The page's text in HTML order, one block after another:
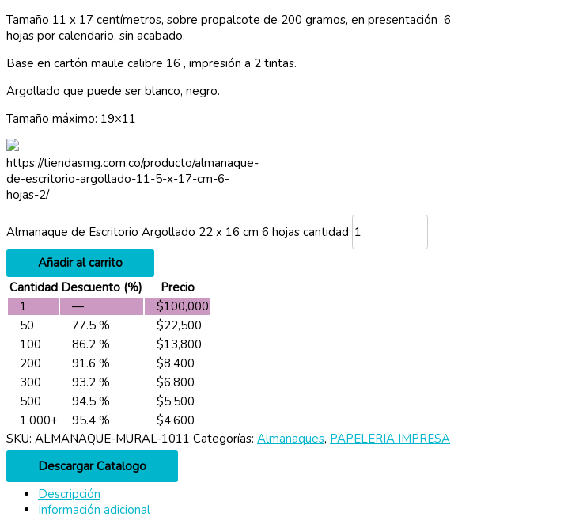
Tamaño 11 x 17 centímetros, sobre propalcote de 200 gramos, en presentación 6
hojas por calendario, sin acabado.
Base en cartón maule calibre 16 , impresión a 2 tintas.
Argollado que puede ser blanco, negro.
Tamaño máximo: 19×11
https://tiendasmg.com.co/producto/almanaque-
de-escritorio-argollado-11-5-x-17-cm-6-
hojas-2/
Almanaque de Escritorio Argollado 22 x 16 cm 6 hojas cantidad
Añadir al carrito
Cantidad Descuento (%)
Precio
1
— $100,000
50
77.5 % $22,500
100
86.2 % $13,800
200
91.6 % $8,400
300
93.2 % $6,800
500
94.5 % $5,500
1.000+
95.4 % $4,600
SKU: ALMANAQUE-MURAL-1011 Categorías: Almanaques, PAPELERIA IMPRESA
Descargar Catalogo
Descripción
Información adicional